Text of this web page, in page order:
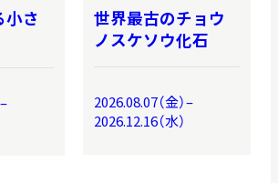
小さ
世界最古のチョウ
ノスケソウ化石
2026.08.07（金）–
2026.12.16（水）